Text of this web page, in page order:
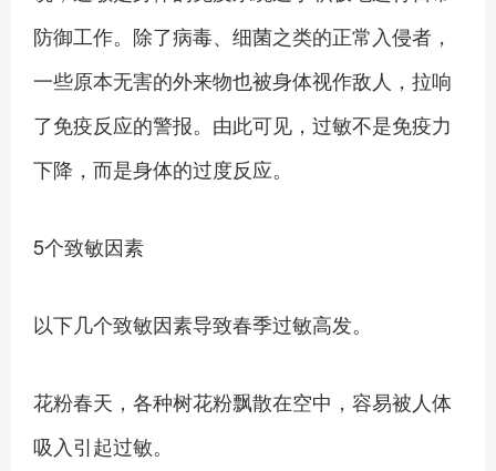
防御工作。除了病毒、细菌之类的正常入侵者，
一些原本无害的外来物也被身体视作敌人，拉响
了免疫反应的警报。由此可见，过敏不是免疫力
下降，而是身体的过度反应。
5个致敏因素
以下几个致敏因素导致春季过敏高发。
花粉春天，各种树花粉飘散在空中，容易被人体
吸入引起过敏。